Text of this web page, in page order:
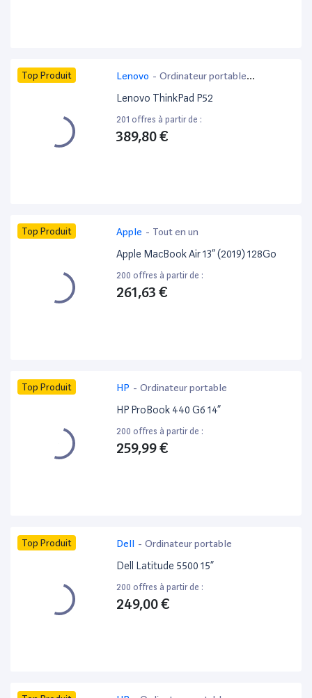
Top Produit Lenovo - Ordinateur portable
bureautique
Lenovo ThinkPad P52
201 offres à partir de :
389,80 €
Top Produit Apple - Tout en un
Apple MacBook Air 13” (2019) 128Go
200 offres à partir de :
261,63 €
Top Produit HP - Ordinateur portable
HP ProBook 440 G6 14”
200 offres à partir de :
259,99 €
Top Produit Dell - Ordinateur portable
Dell Latitude 5500 15”
200 offres à partir de :
249,00 €